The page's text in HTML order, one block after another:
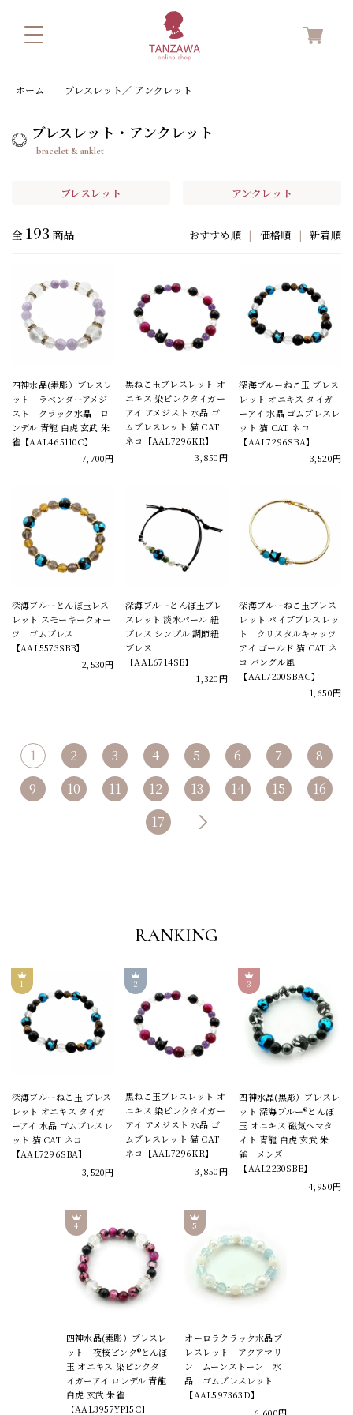
ホーム ブレスレット／ アンクレット
ブレスレット・アンクレット
bracelet & anklet
ブレスレット アンクレット
全 193 商品 おすすめ順 | 価格順 | 新着順
四神水晶(素彫）ブレスレ
ット ラベンダーアメジ
スト クラック水晶 ロ
ンデル 青龍 白虎 玄武 朱
雀【AAL465110C】
7,700円
黒ねこ玉ブレスレット オ
ニキス 染ピンクタイガー
アイ アメジスト 水晶 ゴ
ムブレスレット 猫 CAT
ネコ【AAL7296KR】
3,850円
深海ブルーねこ玉 ブレス
レット オニキス タイガ
ーアイ 水晶 ゴムブレスレ
ット 猫 CAT ネコ
【AAL7296SBA】
3,520円
深海ブルーとんぼ玉レス
レット スモーキークォー
ツ ゴムブレス
【AAL5573SBB】
2,530円
深海ブルーとんぼ玉ブレ
スレット 淡水パール 紐
ブレス シンプル 調節紐
ブレス
【AAL6714SB】
1,320円
深海ブルーねこ玉ブレス
レット パイプブレスレッ
ト クリスタルキャッツ
アイ ゴールド 猫 CAT ネ
コ バングル風
【AAL7200SBAG】
1,650円
1 2 3 4 5 6 7
8
9
10 11 12 13 14 15
16
17
RANKING
深海ブルーねこ玉 ブレス
レット オニキス タイガ
ーアイ 水晶 ゴムブレスレ
ット 猫 CAT ネコ
【AAL7296SBA】
3,520円
黒ねこ玉ブレスレット オ
ニキス 染ピンクタイガー
アイ アメジスト 水晶 ゴ
ムブレスレット 猫 CAT
ネコ【AAL7296KR】
3,850円
四神水晶(黒彫）ブレスレ
ット 深海ブルー®とんぼ
玉 オニキス 磁気ヘマタ
イト 青龍 白虎 玄武 朱
雀 メンズ
【AAL2230SBB】
4,950円
四神水晶(素彫）ブレスレ
ット 夜桜ピンク®とんぼ
玉 オニキス 染ピンクタ
イガーアイ ロンデル 青龍
白虎 玄武 朱雀
【AAL3957YP15C】
オーロラクラック水晶ブ
レスレット アクアマリ
ン ムーンストーン 水
晶 ゴムブレスレット
【AAL597363D】